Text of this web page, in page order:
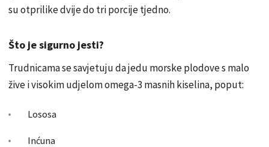
su otprilike dvije do tri porcije tjedno.
Što je sigurno jesti?
Trudnicama se savjetuju da jedu morske plodove s malo
žive i visokim udjelom omega-3 masnih kiselina, poput:
Lososa
Inćuna